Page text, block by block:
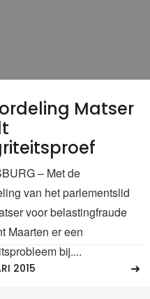
Matser
– Met de
van het parlementslid
voor belastingfraude
Maarten er een
bij....
2015